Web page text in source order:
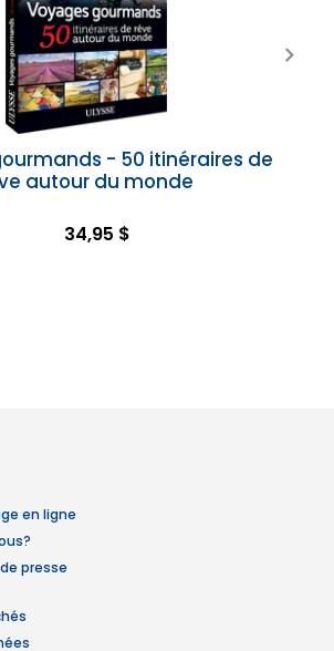
- 50 itinéraires de
autour du monde
34,95 $
en ligne
presse